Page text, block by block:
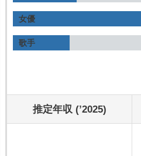
女優
歌手
推定年収 (’2025)